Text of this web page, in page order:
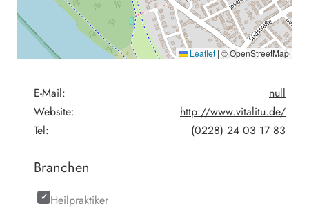
Leaflet | © OpenStreetMap
E-Mail:
null
Website:
http://www.vitalitu.de/
Tel:
(0228) 24 03 17 83
Branchen
Heilpraktiker